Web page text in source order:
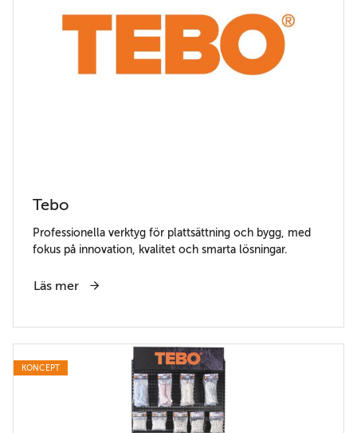
Tebo
Professionella verktyg för plattsättning och bygg, med
fokus på innovation, kvalitet och smarta lösningar.
Läs mer
KONCEPT